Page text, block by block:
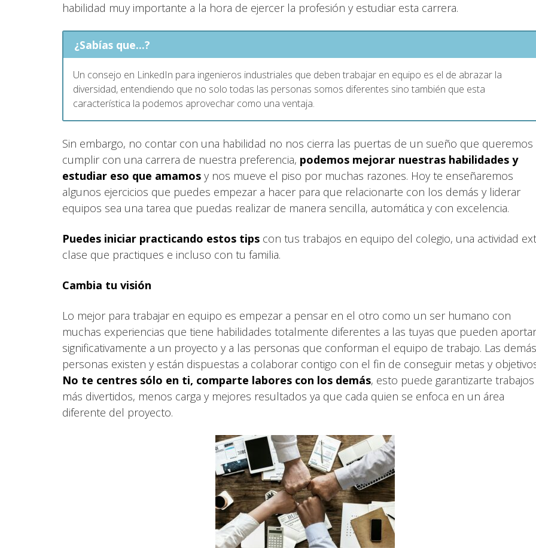
habilidad muy importante a la hora de ejercer la profesión y estudiar esta carrera.
¿Sabías que...?
Un consejo en LinkedIn para ingenieros industriales que deben trabajar en equipo es el de abrazar la
diversidad, entendiendo que no solo todas las personas somos diferentes sino también que esta
característica la podemos aprovechar como una ventaja.
Sin embargo, no contar con una habilidad no nos cierra las puertas de un sueño que queremos
cumplir con una carrera de nuestra preferencia, podemos mejorar nuestras habilidades y
estudiar eso que amamos y nos mueve el piso por muchas razones. Hoy te enseñaremos
algunos ejercicios que puedes empezar a hacer para que relacionarte con los demás y liderar
equipos sea una tarea que puedas realizar de manera sencilla, automática y con excelencia.
Puedes iniciar practicando estos tips con tus trabajos en equipo del colegio, una actividad
clase que practiques e incluso con tu familia.
Cambia tu visión
Lo mejor para trabajar en equipo es empezar a pensar en el otro como un ser humano con
muchas experiencias que tiene habilidades totalmente diferentes a las tuyas que pueden aportar
significativamente a un proyecto y a las personas que conforman el equipo de trabajo. Las demás
personas existen y están dispuestas a colaborar contigo con el fin de conseguir metas y
No te centres sólo en ti, comparte labores con los demás, esto puede garantizarte trabajos
más divertidos, menos carga y mejores resultados ya que cada quien se enfoca en un área
diferente del proyecto.